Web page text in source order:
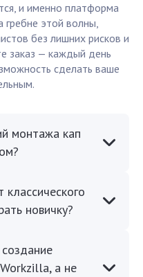
и именно платформа
гребне этой волны,
без лишних рисков и
заказ — каждый день
сделать ваше
монтажа кап
новичку?
а не